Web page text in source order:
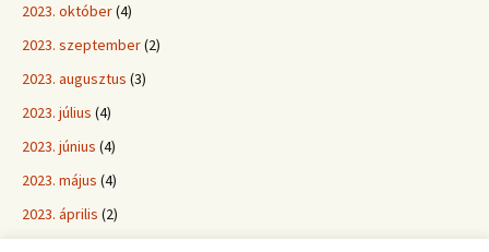
2023. október(4)
2023. szeptember(2)
2023. augusztus (3)
2023. július (4)
2023. június (4)
2023. május (4)
2023. április (2)